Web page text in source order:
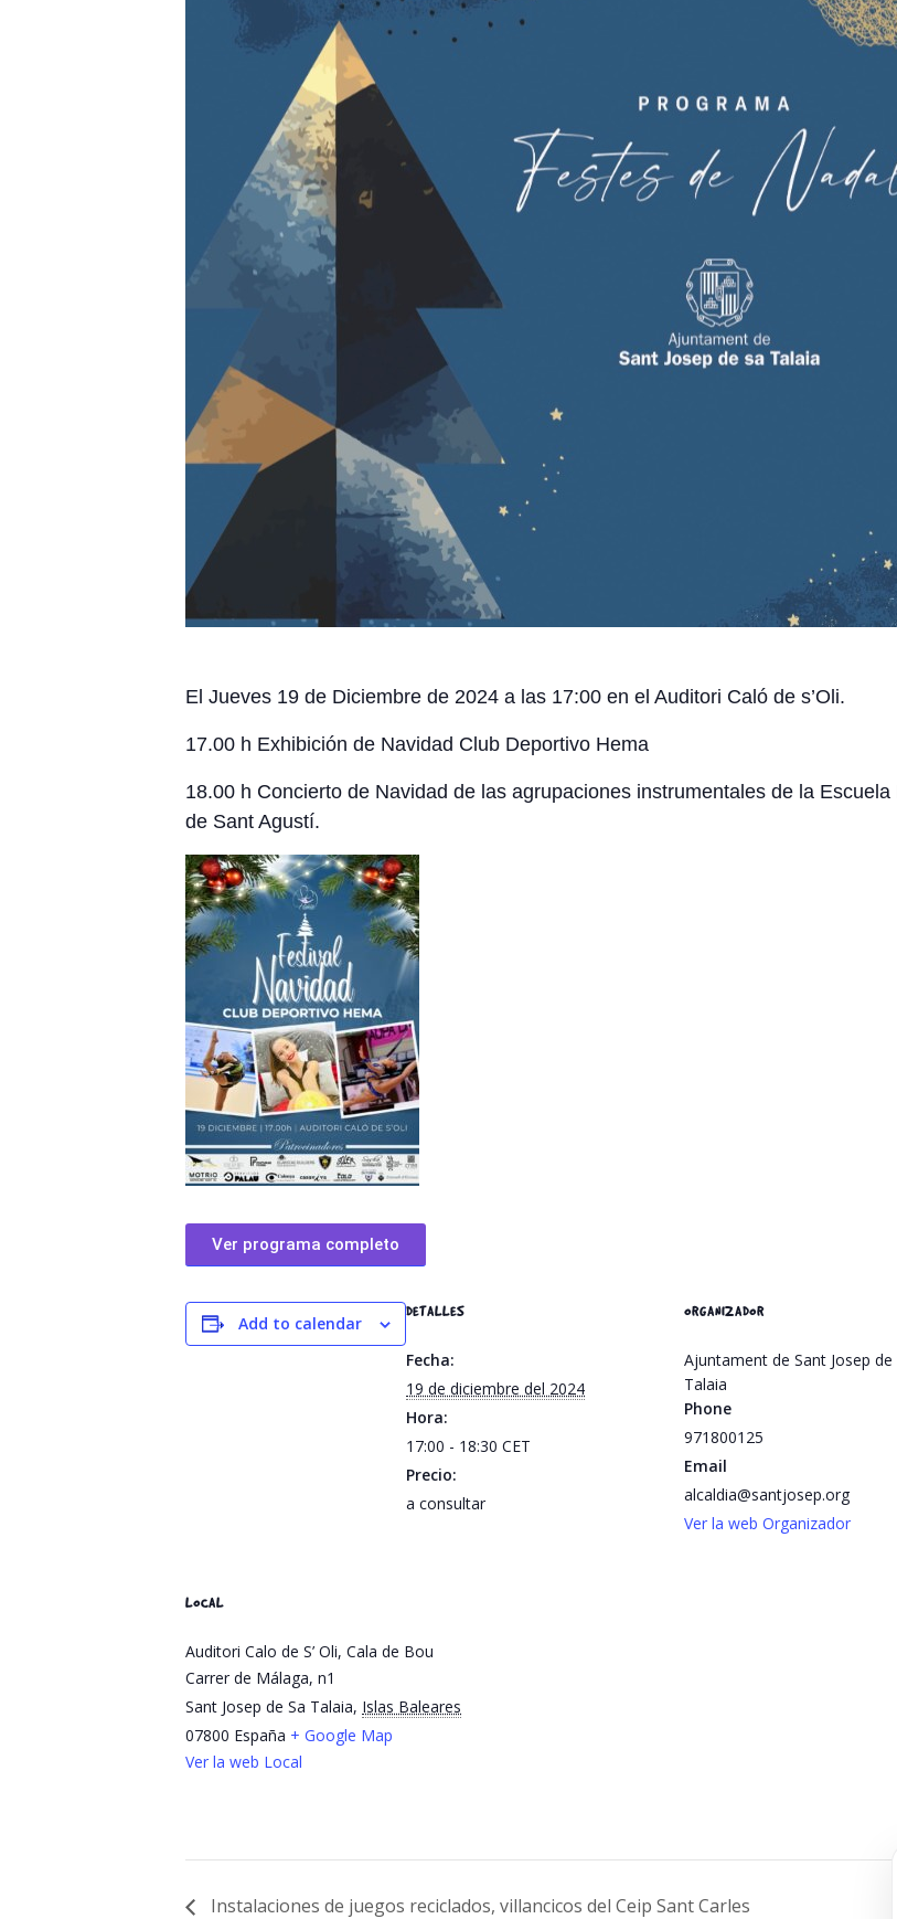
El Jueves 19 de Diciembre de 2024 a las 17:00 en el Auditori Caló de s’Oli.
17.00 h Exhibición de Navidad Club Deportivo Hema
18.00 h Concierto de Navidad de las agrupaciones instrumentales de la
de Sant Agustí.
Ver programa completo
Add to calendar
DETALLES
Fecha:
19 de diciembre del 2024
Hora:
17:00 - 18:30 CET
Precio:
a consultar
ORGANIZADOR
Ajuntament de Sant Josep de
Talaia
Phone
971800125
Email
alcaldia@santjosep.org
Ver la web Organizador
LOCAL
Auditori Calo de S’ Oli, Cala de Bou
Carrer de Málaga, n1
Sant Josep de Sa Talaia, Islas Baleares
07800 España + Google Map
Ver la web Local
Instalaciones de juegos reciclados, villancicos del Ceip Sant Carles